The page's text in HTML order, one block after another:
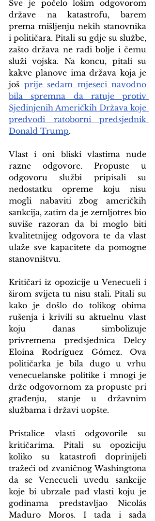
Sve je počelo lošim odgovorom
države na katastrofu, barem
prema mišljenju nekih stanovnika
i političara. Pitali su gdje su službe,
zašto država ne radi bolje i čemu
služi vojska. Na koncu, pitali su
kakve planove ima država koja je
još prije sedam mjeseci navodno
bila spremna da ratuje protiv
Sjedinjenih Američkih Država koje
predvodi ratoborni predsjednik
Donald Trump.
Vlast i oni bliski vlastima nude
razne odgovore. Propuste u
odgovoru službi pripisali su
nedostatku opreme koju nisu
mogli nabaviti zbog američkih
sankcija, zatim da je zemljotres bio
suviše razoran da bi moglo biti
kvalitetnijeg odgovora te da vlast
ulaže sve kapacitete da pomogne
stanovništvu.
Kritičari iz opozicije u Venecueli i
širom svijeta tu nisu stali. Pitali su
kako je došlo do tolikog obima
rušenja i krivili su aktuelnu vlast
koju danas simbolizuje
privremena predsjednica Delcy
Eloína Rodríguez Gómez. Ova
političarka je bila dugo u vrhu
venecuelanske politike i mnogi je
drže odgovornom za propuste pri
građenju, stanje u državnim
službama i državi uopšte.
Pristalice vlasti odgovorile su
kritičarima. Pitali su opoziciju
koliko su katastrofi doprinijeli
tražeći od zvaničnog Washingtona
da se Venecueli uvedu sankcije
koje bi ubrzale pad vlasti koju je
godinama predstavljao Nicolás
Maduro Moros. I tada i sada